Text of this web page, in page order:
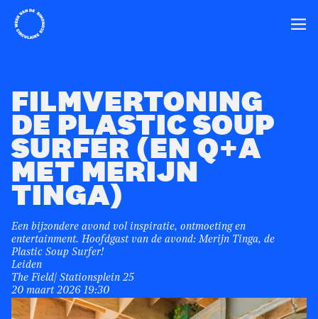
Home
FILMVERTONING
DE PLASTIC SOUP
SURFER (EN Q+A
MET MERIJN
TINGA)
Een bijzondere avond vol inspiratie, ontmoeting en
entertainment. Hoofdgast van de avond: Merijn Tinga, de
Plastic Soup Surfer!
Leiden
The Field| Stationsplein 25
20 maart 2026 19:30